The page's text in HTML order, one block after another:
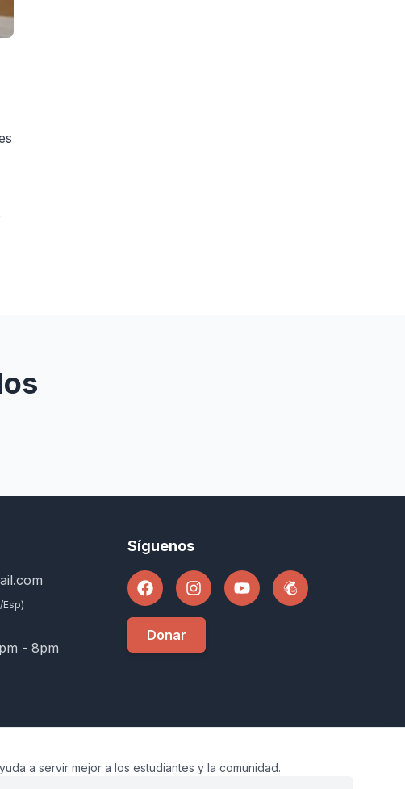
Esp)
- 8pm
Síguenos
Donar
a servir mejor a los estudiantes y la comunidad.